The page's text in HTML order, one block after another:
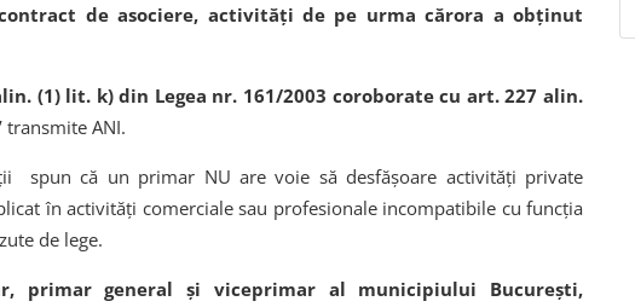
de asociere, activități de pe urma cărora a obținut
(1) lit. k) din Legea nr. 161/2003 coroborate cu art. 227 alin.
transmite ANI.
spun că un primar NU are voie să desfășoare activități private
în activități comerciale sau profesionale incompatibile cu funcția
de lege.
primar general şi viceprimar al municipiului Bucureşti,